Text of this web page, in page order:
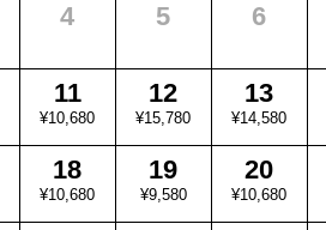
4 5 6
11
¥10,680
12
¥15,780
13
¥14,580
18
¥10,680
19
¥9,580
20
¥10,680